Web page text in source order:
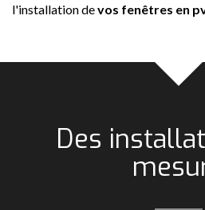
l'installation devos fenêtres en
Des